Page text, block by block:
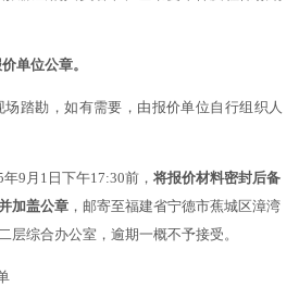
单位公章。
场踏勘，如有需要，由报价单位自行组织人
年9月1日下午17:30前， 将报价材料密封后备
加盖公章 ，邮寄至福建省宁德市蕉城区漳湾
层综合办公室，逾期一概不予接受。